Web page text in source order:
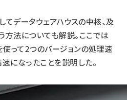
データウェアハウスの中核、及
方法についても解説。ここでは
って2つのバージョンの処理速
になったことを説明した。